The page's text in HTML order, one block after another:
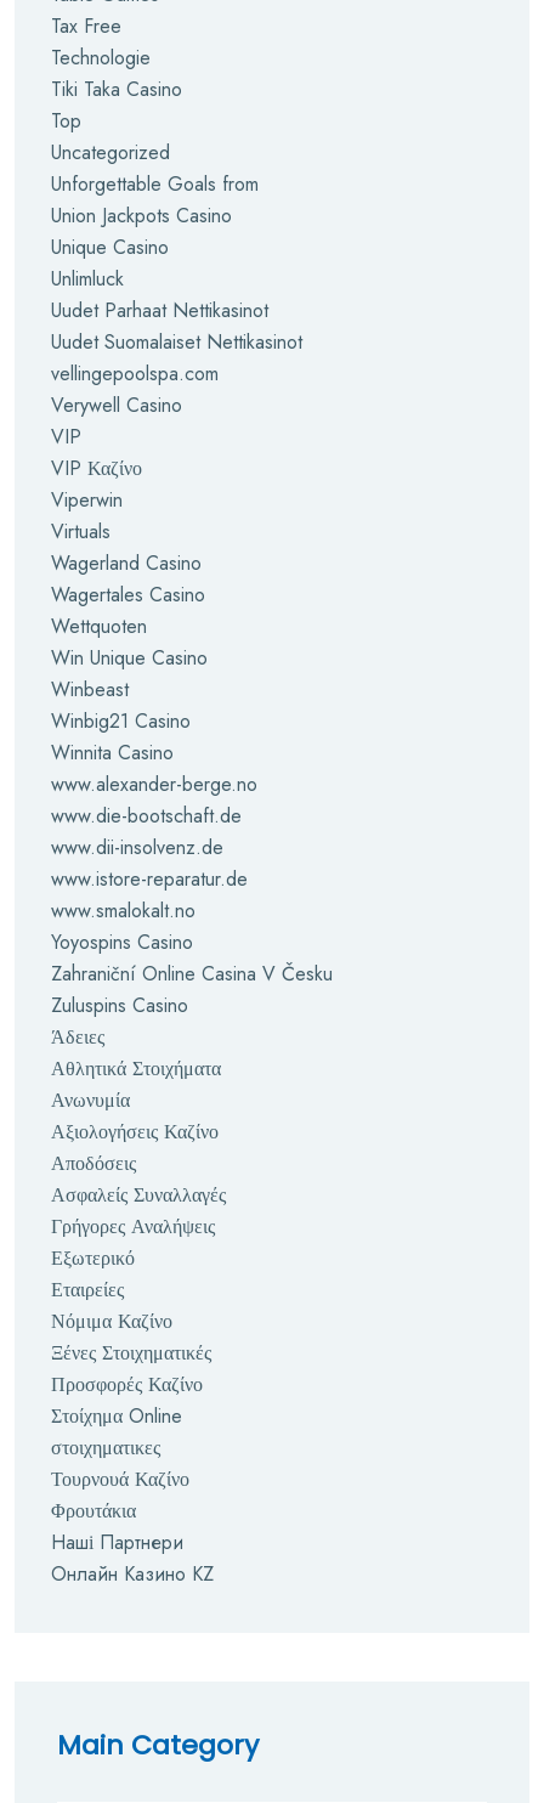
Tax Free
Technologie
Tiki Taka Casino
Top
Uncategorized
Unforgettable Goals from
Union Jackpots Casino
Unique Casino
Unlimluck
Uudet Parhaat Nettikasinot
Uudet Suomalaiset Nettikasinot
vellingepoolspa.com
Verywell Casino
VIP
VIP Καζίνο
Viperwin
Virtuals
Wagerland Casino
Wagertales Casino
Wettquoten
Win Unique Casino
Winbeast
Winbig21 Casino
Winnita Casino
www.alexander-berge.no
www.die-bootschaft.de
www.dii-insolvenz.de
www.istore-reparatur.de
www.smalokalt.no
Yoyospins Casino
Zahraniční Online Casina V Česku
Zuluspins Casino
Άδειες
Αθλητικά Στοιχήματα
Ανωνυμία
Αξιολογήσεις Καζίνο
Αποδόσεις
Ασφαλείς Συναλλαγές
Γρήγορες Αναλήψεις
Εξωτερικό
Εταιρείες
Νόμιμα Καζίνο
Ξένες Στοιχηματικές
Προσφορές Καζίνο
Στοίχημα Online
στοιχηματικες
Τουρνουά Καζίνο
Φρουτάκια
Наші Партнери
Онлайн Казино KZ
Main Category